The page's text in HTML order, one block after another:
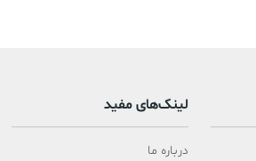
لینک‌های مفید
درباره ما